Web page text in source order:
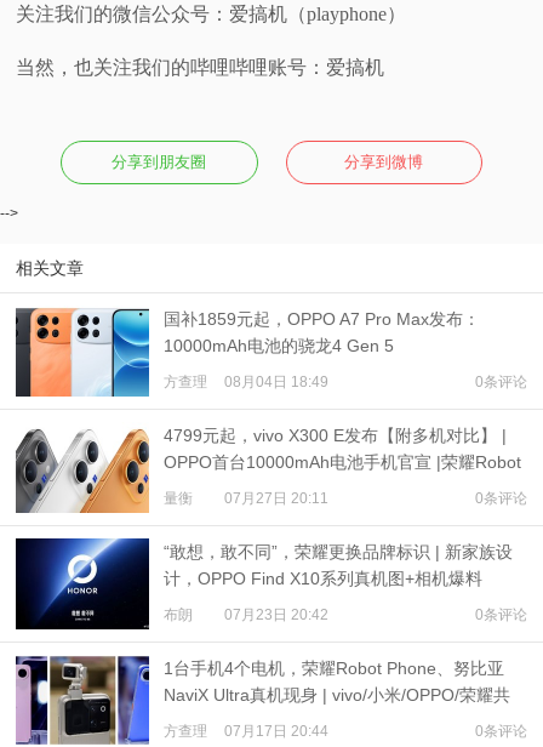
关注我们的微信公众号：爱搞机（playphone）
当然，也关注我们的哔哩哔哩账号：爱搞机
分享到朋友圈 分享到微博
-->
相关文章
国补1859元起，OPPO A7 Pro Max发布：
10000mAh电池的骁龙4 Gen 5
方查理 08月04日 18:49 0条评论
4799元起，vivo X300 E发布【附多机对比】 |
OPPO首台10000mAh电池手机官宣 |荣耀Robot
Phone定档
量衡 07月27日 20:11 0条评论
“敢想，敢不同”，荣耀更换品牌标识 | 新家族设
计，OPPO Find X10系列真机图+相机爆料
布朗 07月23日 20:42 0条评论
1台手机4个电机，荣耀Robot Phone、努比亚
NaviX Ultra真机现身 | vivo/小米/OPPO/荣耀共
推公平内存机制
方查理 07月17日 20:44 0条评论